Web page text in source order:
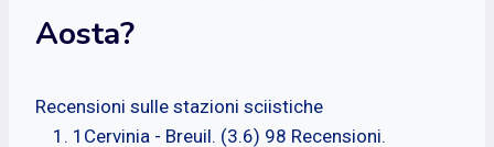
Aosta?
Recensioni sulle stazioni sciistiche
1Cervinia - Breuil. (3.6) 98 Recensioni.